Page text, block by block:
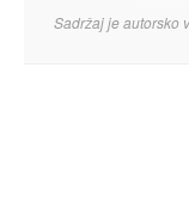
Sadržaj je autorsko